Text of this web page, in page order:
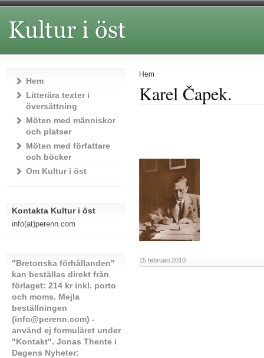
Hem
Karel Čapek.
15 februari 2010
Hem
Litterära texter i
översättning
Möten med människor
och platser
Möten med författare
och böcker
Om Kultur i öst
Kontakta Kultur i öst
info(at)perenn.com
"Bretonska förhållanden"
kan beställas direkt från
förlaget: 214 kr inkl. porto
och moms. Mejla
beställningen
(info@perenn.com) -
använd ej formuläret under
"Kontakt". Jonas Thente i
Dagens Nyheter: